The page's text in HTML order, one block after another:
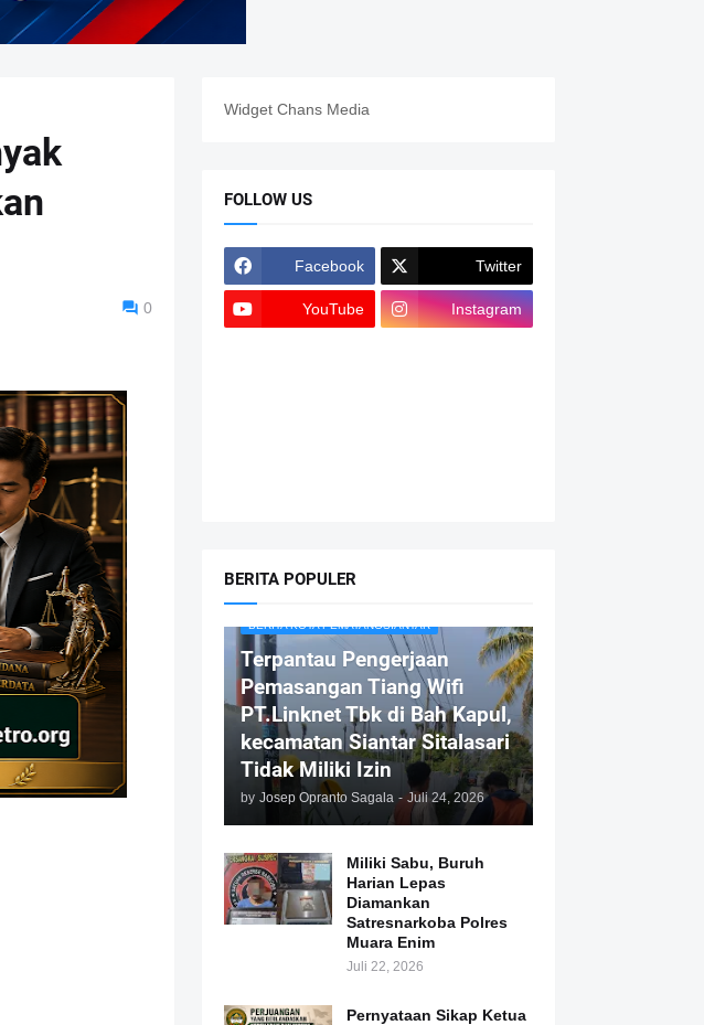
0
Widget Chans Media
FOLLOW US
Facebook Twitter
YouTube Instagram
BERITA POPULER
BERITA KOTA PEMATANGSIANTAR
Terpantau Pengerjaan
Pemasangan Tiang Wifi
PT.Linknet Tbk di Bah Kapul,
kecamatan Siantar Sitalasari
Tidak Miliki Izin
by Josep Opranto Sagala - Juli 24, 2026
Miliki Sabu, Buruh
Harian Lepas
Diamankan
Satresnarkoba Polres
Muara Enim
Juli 22, 2026
Pernyataan Sikap Ketua